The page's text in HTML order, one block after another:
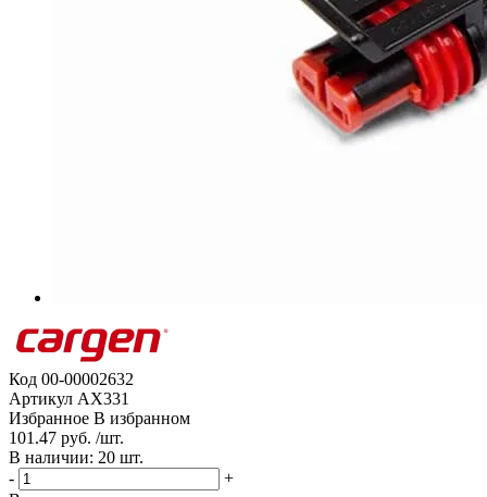
Код 00-00002632
Артикул AX331
Избранное В избранном
101.47 руб. /шт.
В наличии: 20 шт.
-
+